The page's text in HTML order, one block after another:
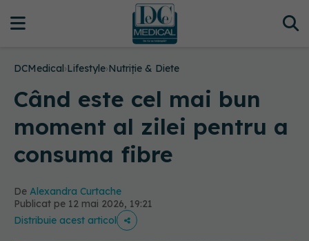
DCMedical›Lifestyle›Nutriție & Diete
Când este cel mai bun
moment al zilei pentru a
consuma fibre
De Alexandra Curtache
Publicat pe 12 mai 2026, 19:21
Distribuie acest articol